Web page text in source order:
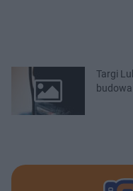
Targi